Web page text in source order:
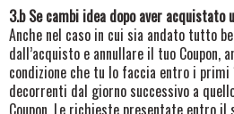
3.b Se cambi idea dopo aver acquistato
Anche nel caso in cui sia andato tutto
dall’acquisto e annullare il tuo Coupon,
condizione che tu lo faccia entro i
decorrenti dal giorno successivo a
Coupon. Le richieste presentate entro